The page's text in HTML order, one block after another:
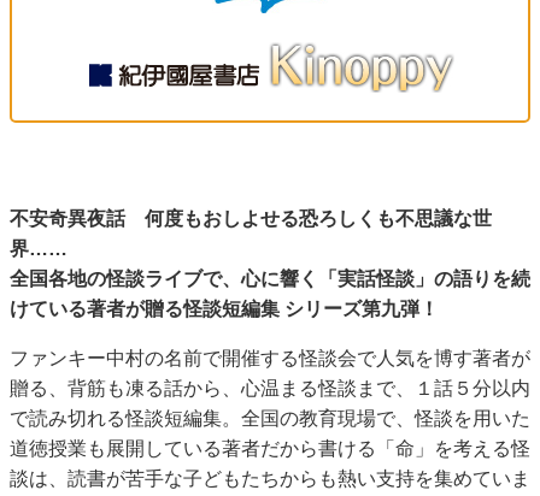
不安奇異夜話 何度もおしよせる恐ろしくも不思議な世
界……
全国各地の怪談ライブで、心に響く「実話怪談」の語りを続
けている著者が贈る怪談短編集 シリーズ第九弾！
ファンキー中村の名前で開催する怪談会で人気を博す著者が
贈る、背筋も凍る話から、心温まる怪談まで、１話５分以内
で読み切れる怪談短編集。全国の教育現場で、怪談を用いた
道徳授業も展開している著者だから書ける「命」を考える怪
談は、読書が苦手な子どもたちからも熱い支持を集めていま